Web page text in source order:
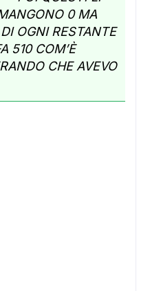
0 MA
OGNI RESTANTE
510 COM’È
CHE AVEVO